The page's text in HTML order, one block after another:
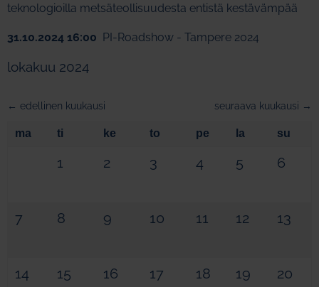
teknologioilla metsäteollisuudesta entistä kestävämpää
31.10.2024 16:00 PI-Roadshow - Tampere 2024
lokakuu 2024
← edellinen kuukausi seuraava kuukausi →
ma ti ke to pe la su
1 2 3 4 5 6
7 8 9 10 11 12 13
14 15 16 17 18 19 20